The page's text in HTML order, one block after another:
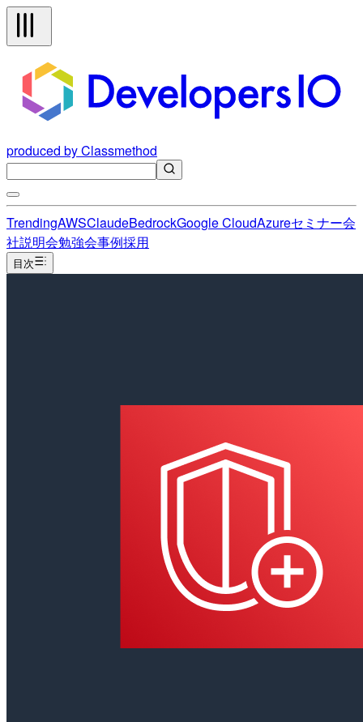
produced by Classmethod
TrendingAWSClaudeBedrockGoogle CloudAzureセミナー会
社説明会勉強会事例採用
目次